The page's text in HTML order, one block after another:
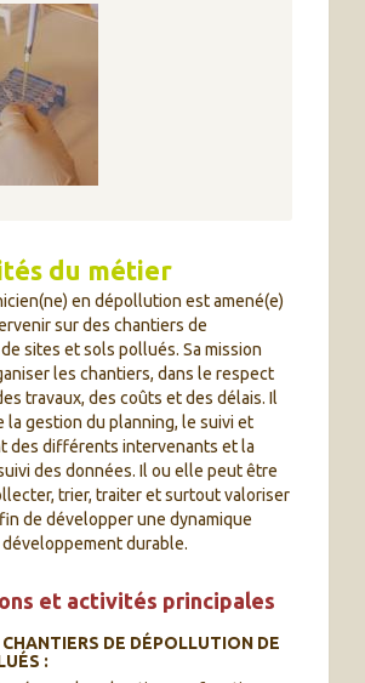
du métier
en dépollution est amené(e)
sur des chantiers de
sites et sols pollués. Sa mission
les chantiers, dans le respect
travaux, des coûts et des délais. Il
la gestion du planning, le suivi et
des différents intervenants et la
des données. Il ou elle peut être
trier, traiter et surtout valoriser
de développer une dynamique
durable.
et activités principales
CHANTIERS DE DÉPOLLUTION DE
: